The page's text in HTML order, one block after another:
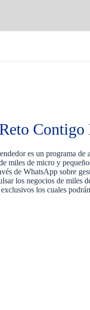
es un programa de
miles de micro y
de WhatsApp sobre
los negocios de miles
los cuales